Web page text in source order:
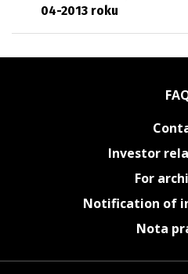
04-2013 roku
Investor
For
Notification of
Nota